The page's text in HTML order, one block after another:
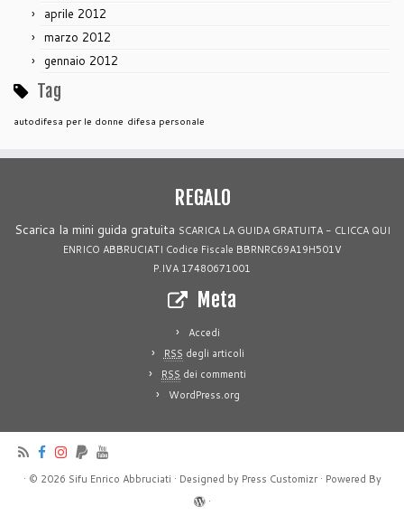
aprile 2012
marzo 2012
gennaio 2012
Tag
autodifesa per le donne difesa personale
REGALO
Scarica la mini guida gratuita SCARICA LA GUIDA GRATUITA - CLICCA QUI
ENRICO ABBRUCIATI Codice Fiscale BBRNRC69A19H501V
P.IVA 17480671001
Meta
Accedi
RSS degli articoli
RSS dei commenti
WordPress.org
· © 2026 Sifu Enrico Abbruciati · Designed by Press Customizr· Powered By
·